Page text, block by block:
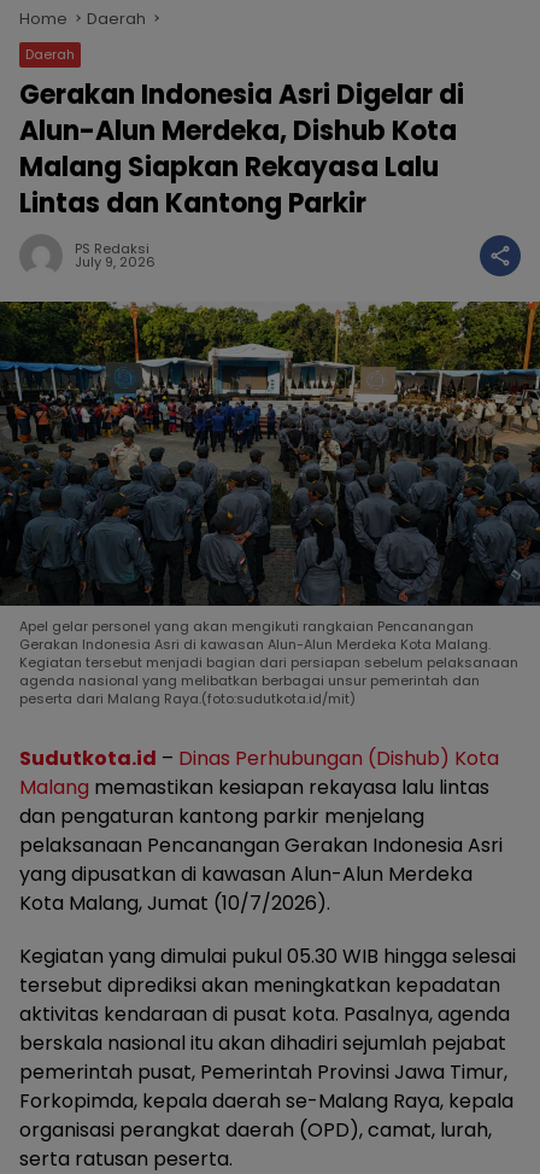
Home Daerah
Daerah
Gerakan Indonesia Asri Digelar di
Alun-Alun Merdeka, Dishub Kota
Malang Siapkan Rekayasa Lalu
Lintas dan Kantong Parkir
PS Redaksi
July 9, 2026
Apel gelar personel yang akan mengikuti rangkaian Pencanangan
Gerakan Indonesia Asri di kawasan Alun-Alun Merdeka Kota Malang.
Kegiatan tersebut menjadi bagian dari persiapan sebelum pelaksanaan
agenda nasional yang melibatkan berbagai unsur pemerintah dan
peserta dari Malang Raya.(foto:sudutkota.id/mit)
Sudutkota.id – Dinas Perhubungan (Dishub) Kota
Malang memastikan kesiapan rekayasa lalu lintas
dan pengaturan kantong parkir menjelang
pelaksanaan Pencanangan Gerakan Indonesia Asri
yang dipusatkan di kawasan Alun-Alun Merdeka
Kota Malang, Jumat (10/7/2026).
Kegiatan yang dimulai pukul 05.30 WIB hingga selesai
tersebut diprediksi akan meningkatkan kepadatan
aktivitas kendaraan di pusat kota. Pasalnya, agenda
berskala nasional itu akan dihadiri sejumlah pejabat
pemerintah pusat, Pemerintah Provinsi Jawa Timur,
Forkopimda, kepala daerah se-Malang Raya, kepala
organisasi perangkat daerah (OPD), camat, lurah,
serta ratusan peserta.